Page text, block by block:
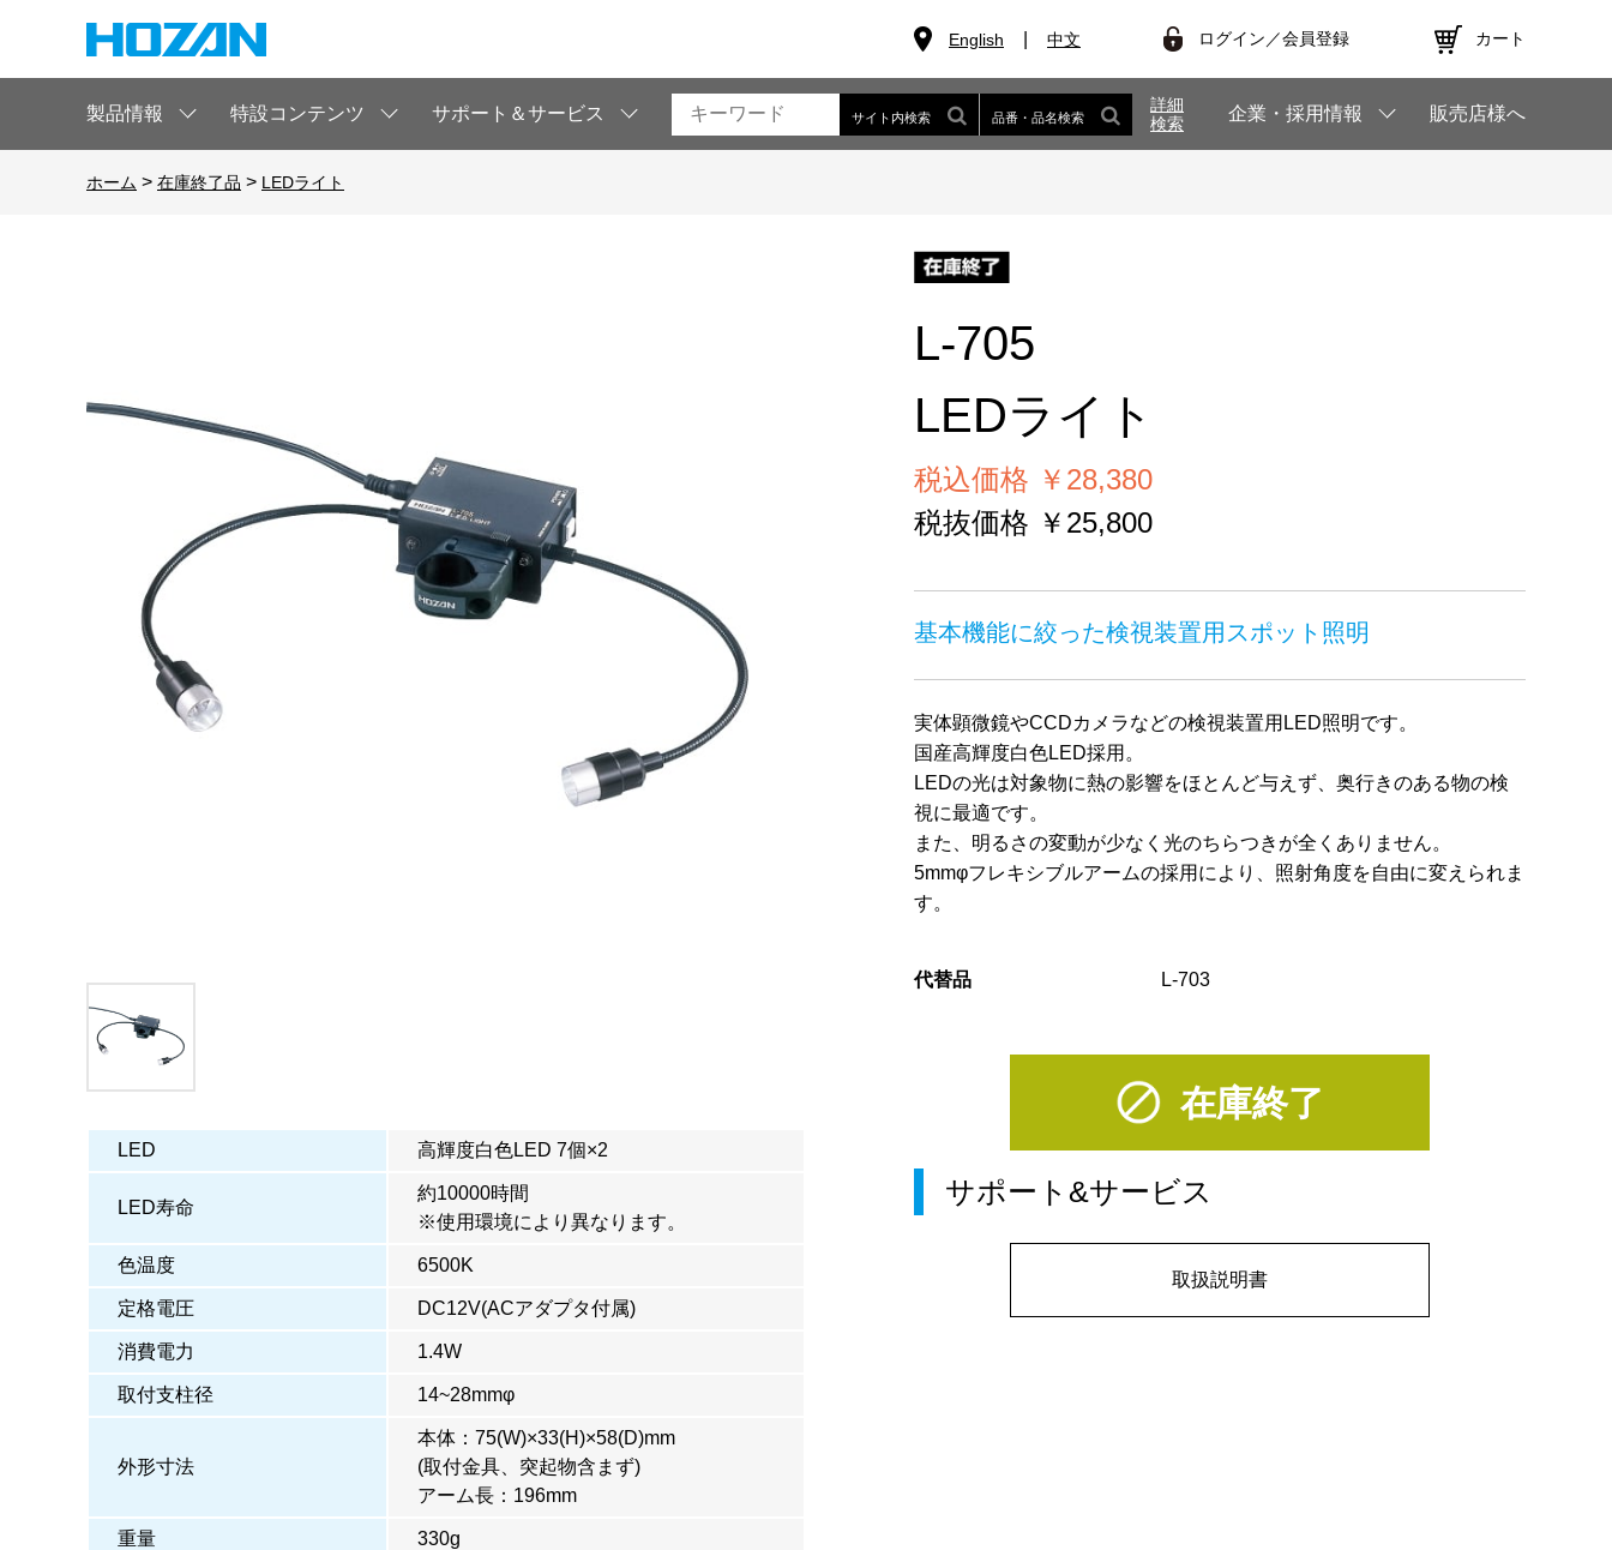
English 中文 ログイン／会員登録 カート
製品情報 特設コンテンツ サポート＆サービス サイト内検索 品番・品名検索
詳細
検索
企業・採用情報 販売店様へ
ホーム > 在庫終了品 > LEDライト
LED 高輝度白色LED 7個×2
LED寿命
約10000時間
※使用環境により異なります。
色温度 6500K
定格電圧 DC12V(ACアダプタ付属)
消費電力 1.4W
取付支柱径 14~28mmφ
外形寸法
本体：75(W)×33(H)×58(D)mm
(取付金具、突起物含まず)
アーム長：196mm
重量 330g
L-705
LEDライト
税込価格 ￥28,380
税抜価格 ￥25,800
基本機能に絞った検視装置用スポット照明
実体顕微鏡やCCDカメラなどの検視装置用LED照明です。
国産高輝度白色LED採用。
LEDの光は対象物に熱の影響をほとんど与えず、奥行きのある物の検
視に最適です。
また、明るさの変動が少なく光のちらつきが全くありません。
5mmφフレキシブルアームの採用により、照射角度を自由に変えられま
す。
代替品 L-703
在庫終了
サポート&サービス
取扱説明書